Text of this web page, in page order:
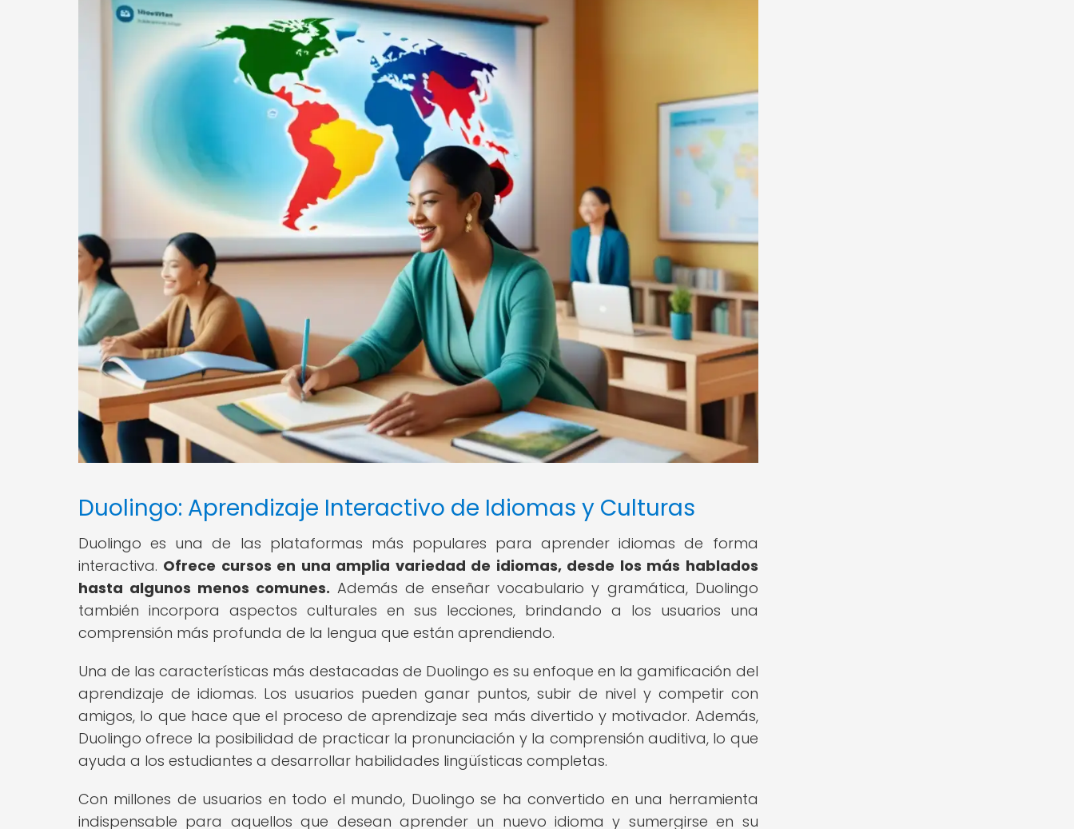
Duolingo: Aprendizaje Interactivo de Idiomas y Culturas
Duolingo es una de las plataformas más populares para aprender idiomas de forma
interactiva. Ofrece cursos en una amplia variedad de idiomas, desde los más hablados
hasta algunos menos comunes. Además de enseñar vocabulario y gramática, Duolingo
también incorpora aspectos culturales en sus lecciones, brindando a los usuarios una
comprensión más profunda de la lengua que están aprendiendo.
Una de las características más destacadas de Duolingo es su enfoque en la gamificación del
aprendizaje de idiomas. Los usuarios pueden ganar puntos, subir de nivel y competir con
amigos, lo que hace que el proceso de aprendizaje sea más divertido y motivador. Además,
Duolingo ofrece la posibilidad de practicar la pronunciación y la comprensión auditiva, lo que
ayuda a los estudiantes a desarrollar habilidades lingüísticas completas.
Con millones de usuarios en todo el mundo, Duolingo se ha convertido en una herramienta
indispensable para aquellos que desean aprender un nuevo idioma y sumergirse en su